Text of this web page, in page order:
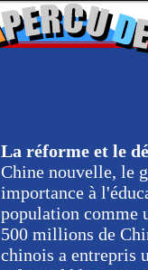
La réforme et le
Chine nouvelle, le
importance à
population comme
500 millions de
chinois a entrepris